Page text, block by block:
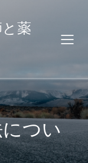
薬
つい